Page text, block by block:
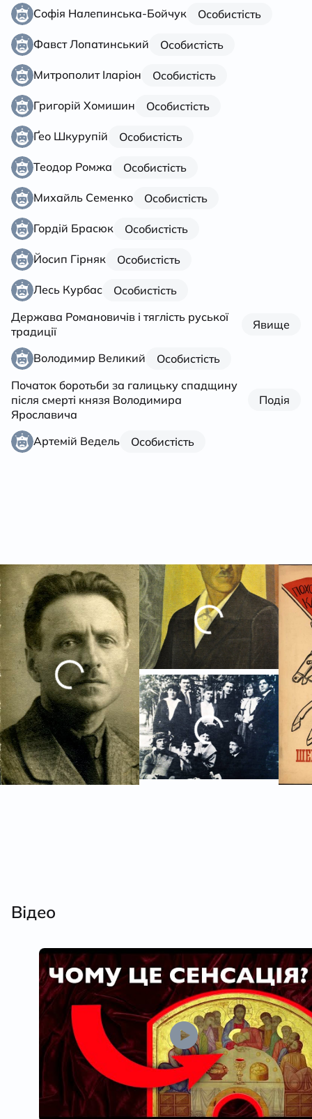
Софія Налепинська-Бойчук Особистість
Фавст Лопатинський Особистість
Митрополит Іларіон Особистість
Григорій Хомишин Особистість
Ґео Шкурупій Особистість
Теодор Ромжа Особистість
Михайль Семенко Особистість
Гордій Брасюк Особистість
Йосип Гірняк Особистість
Лесь Курбас
Особистість
Держава Романовичів і тяглість руської
традиції
Явище
Володимир Великий
Особистість
Початок боротьби за галицьку спадщину
після смерті князя Володимира
Ярославича
Подія
Артемій Ведель Особистість
Відео